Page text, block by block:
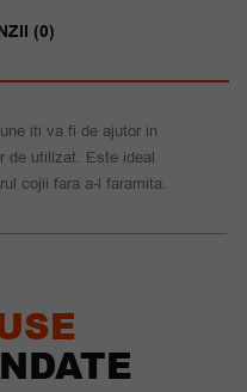
lei.
(0)
iti va fi de ajutor in
de utilizat. Este ideal
cojii fara a-l faramita.